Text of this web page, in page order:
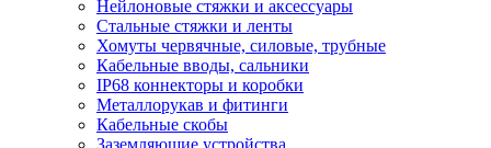
Нейлоновые стяжки и аксессуары
Стальные стяжки и ленты
Хомуты червячные, силовые, трубные
Кабельные вводы, сальники
IP68 коннекторы и коробки
Металлорукав и фитинги
Кабельные скобы
Заземляющие устройства